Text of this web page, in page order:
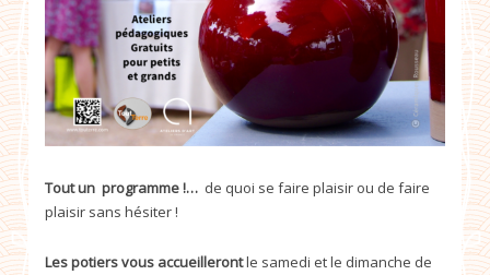
Tout un programme !… de quoi se faire plaisir ou de faire
plaisir sans hésiter !
Les potiers vous accueillerontle samedi et le dimanche de